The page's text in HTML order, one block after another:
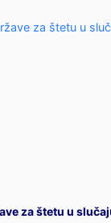
za štetu u